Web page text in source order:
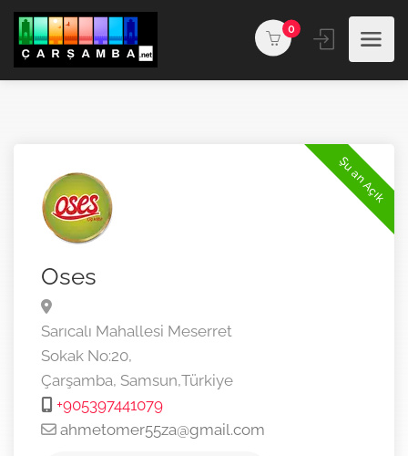
0
Şu an Açık
Oses
Sarıcalı Mahallesi Meserret
Sokak No:20,
Çarşamba, Samsun,Türkiye
+905397441079
ahmetomer55za@gmail.com